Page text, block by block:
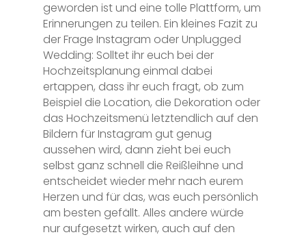
geworden ist und eine tolle Plattform, um
Erinnerungen zu teilen. Ein kleines Fazit zu
der Frage Instagram oder Unplugged
Wedding: Solltet ihr euch bei der
Hochzeitsplanung einmal dabei
ertappen, dass ihr euch fragt, ob zum
Beispiel die Location, die Dekoration oder
das Hochzeitsmenü letztendlich auf den
Bildern für Instagram gut genug
aussehen wird, dann zieht bei euch
selbst ganz schnell die Reißleihne und
entscheidet wieder mehr nach eurem
Herzen und für das, was euch persönlich
am besten gefällt. Alles andere würde
nur aufgesetzt wirken, auch auf den